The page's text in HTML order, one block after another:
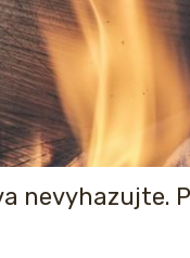
nevyhazujte.